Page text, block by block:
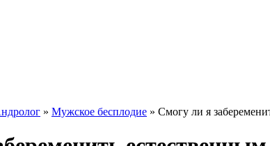
» Мужское бесплодие » Смогу ли я